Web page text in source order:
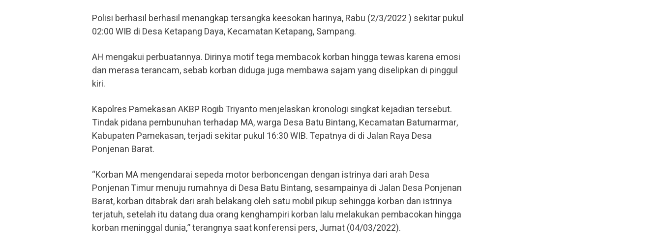
Polisi berhasil berhasil menangkap tersangka keesokan harinya, Rabu (2/3/2022 ) sekitar pukul
02:00 WIB di Desa Ketapang Daya, Kecamatan Ketapang, Sampang.
AH mengakui perbuatannya. Dirinya motif tega membacok korban hingga tewas karena emosi
dan merasa terancam, sebab korban diduga juga membawa sajam yang diselipkan di pinggul
kiri.
Kapolres Pamekasan AKBP Rogib Triyanto menjelaskan kronologi singkat kejadian tersebut.
Tindak pidana pembunuhan terhadap MA, warga Desa Batu Bintang, Kecamatan Batumarmar,
Kabupaten Pamekasan, terjadi sekitar pukul 16:30 WIB. Tepatnya di di Jalan Raya Desa
Ponjenan Barat.
“Korban MA mengendarai sepeda motor berboncengan dengan istrinya dari arah Desa
Ponjenan Timur menuju rumahnya di Desa Batu Bintang, sesampainya di Jalan Desa Ponjenan
Barat, korban ditabrak dari arah belakang oleh satu mobil pikup sehingga korban dan istrinya
terjatuh, setelah itu datang dua orang kenghampiri korban lalu melakukan pembacokan hingga
korban meninggal dunia,” terangnya saat konferensi pers, Jumat (04/03/2022).